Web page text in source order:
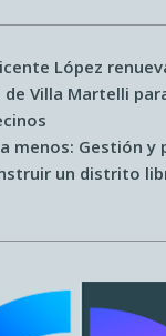
López
Villa Martelli
menos: Gestión y
un distrito